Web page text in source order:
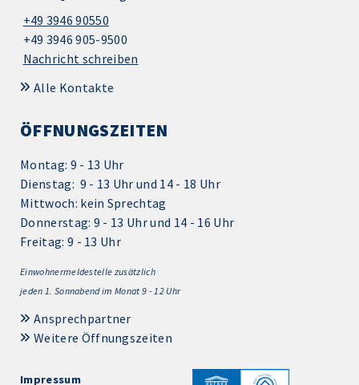
+49 3946 90550
+49 3946 905-9500
Nachricht schreiben
Alle Kontakte
ÖFFNUNGSZEITEN
Montag: 9 - 13 Uhr
Dienstag: 9 - 13 Uhr und 14 - 18 Uhr
Mittwoch: kein Sprechtag
Donnerstag: 9 - 13 Uhr und 14 - 16 Uhr
Freitag: 9 - 13 Uhr
Einwohnermeldestelle zusätzlich
jeden 1. Sonnabend im Monat 9 - 12 Uhr
Ansprechpartner
Weitere Öffnungszeiten
Impressum